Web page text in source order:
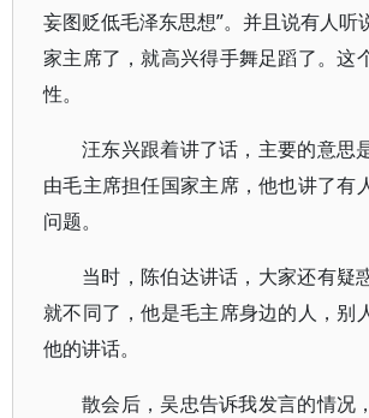
妄图贬低毛泽东思想”。并且说有人听
家主席了，就高兴得手舞足蹈了。这
性。
汪东兴跟着讲了话，主要的意思
由毛主席担任国家主席，他也讲了有
问题。
当时，陈伯达讲话，大家还有疑
就不同了，他是毛主席身边的人，别
他的讲话。
散会后，吴忠告诉我发言的情况